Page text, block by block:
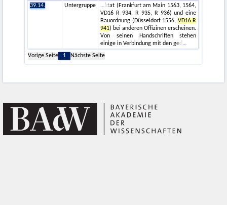
39.14.
Untergruppe
ktat (Frankfurt am Main 1563, 1564,
VD16 R 934, R 935, R 936) und eine
Bauordnung (Düsseldorf 1556, VD16 R
941) bei anderen Offizinen erscheinen.
Von seinen Handschriften stehen
einige in Verbindung mit den ged
Vorige Seite
1 Nächste Seite